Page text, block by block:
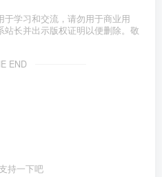
学习和交流，请勿用于商业用
长并出示版权证明以便删除。敬
END
持一下吧